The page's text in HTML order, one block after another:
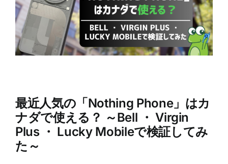
最近人気の「Nothing Phone」はカ
ナダで使える？ ～Bell ・ Virgin
Plus ・ Lucky Mobileで検証してみ
た～